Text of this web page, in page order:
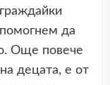
да
Още повече
децата, е от